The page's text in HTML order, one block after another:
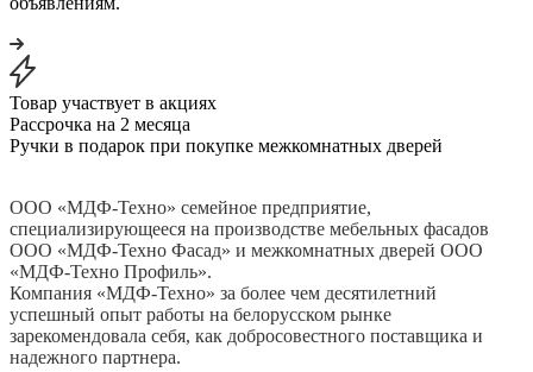
Товар участвует в акциях
Рассрочка на 2 месяца
Ручки в подарок при покупке межкомнатных дверей
ООО «МДФ-Техно» семейное предприятие,
специализирующееся на производстве мебельных фасадов
ООО «МДФ-Техно Фасад» и межкомнатных дверей ООО
«МДФ-Техно Профиль».
Компания «МДФ-Техно» за более чем десятилетний
успешный опыт работы на белорусском рынке
зарекомендовала себя, как добросовестного поставщика и
надежного партнера.